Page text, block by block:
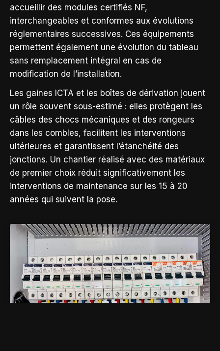
accueillir des modules certifiés NF,
interchangeables et conformes aux évolutions
réglementaires successives. Ces équipements
permettent également une évolution du tableau
sans remplacement intégral en cas de
modification de l’installation.
Les gaines ICTA et les boîtes de dérivation jouent
un rôle souvent sous-estimé : elles protègent les
câbles des chocs mécaniques et des rongeurs
dans les combles, facilitent les interventions
ultérieures et garantissent l’étanchéité des
jonctions. Un chantier réalisé avec des matériaux
de premier choix réduit significativement les
interventions de maintenance sur les 15 à 20
années qui suivent la pose.